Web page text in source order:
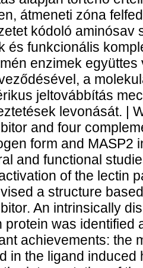
átmeneti zóna
kódoló aminósav
és funkcionális
enzimek
a
jeltovábbítás
levonását. |
and four
form and MASP2
and functional
of the lectin
a structure
An intrinsically
protein was identified
achievements: the
in the ligand